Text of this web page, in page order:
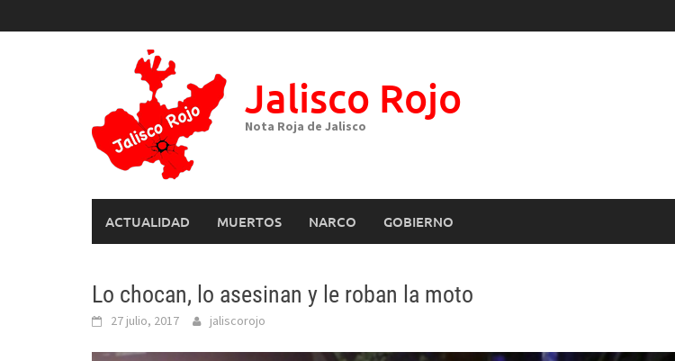
to
Jalisco Rojo
Nota Roja de Jalisco
ACTUALIDAD MUERTOS NARCO GOBIERNO
Lo chocan, lo asesinan y le roban la moto
27 julio, 2017 jaliscorojo